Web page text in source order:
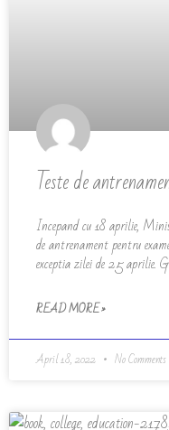
Teste de
Incepand cu 18 aprilie,
de antrenament pentru
exceptia zilei de 25 aprilie.
READ MORE »
April 18, 2022 No Comments